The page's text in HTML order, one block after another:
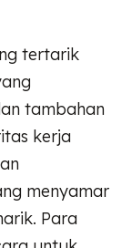
tertarik
tambahan
kerja
menyamar
Para